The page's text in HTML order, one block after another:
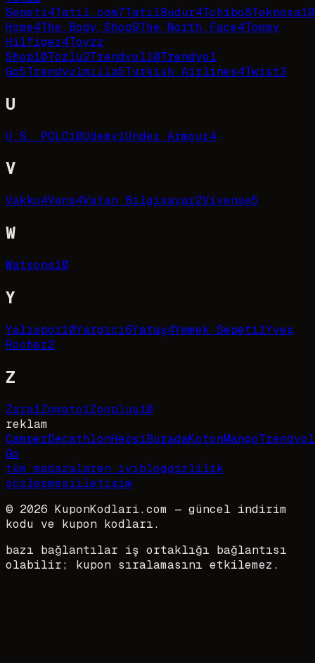
Sepeti4Tatil.com7TatilBudur4Tchibo8Teknosa10
Home4The Body Shop9The North Face4Tommy
Hilfiger4Toyzz
Shop10Tozlu2Trendyol10Trendyol
Go5Trendyolmilla5Turkish Airlines4Twist3
U
U.S. POLO10Udemy1Under Armour4
V
Vakko4Vans4Vatan Bilgisayar2Vivense5
W
Watsons10
Y
Yalıspor10Yargıcı6Yataş4Yemek Sepeti1Yves
Rocher2
Z
Zara1Zomato1Zooplus10
reklam
CamperDecathlonHepsiBuradaKotonMangoTrendyol
Go
tüm mağazalaren iyibloggizlilik
sözleşmesiiletişim
© 2026 KuponKodlari.com — güncel indirim
kodu ve kupon kodları.
bazı bağlantılar iş ortaklığı bağlantısı
olabilir; kupon sıralamasını etkilemez.